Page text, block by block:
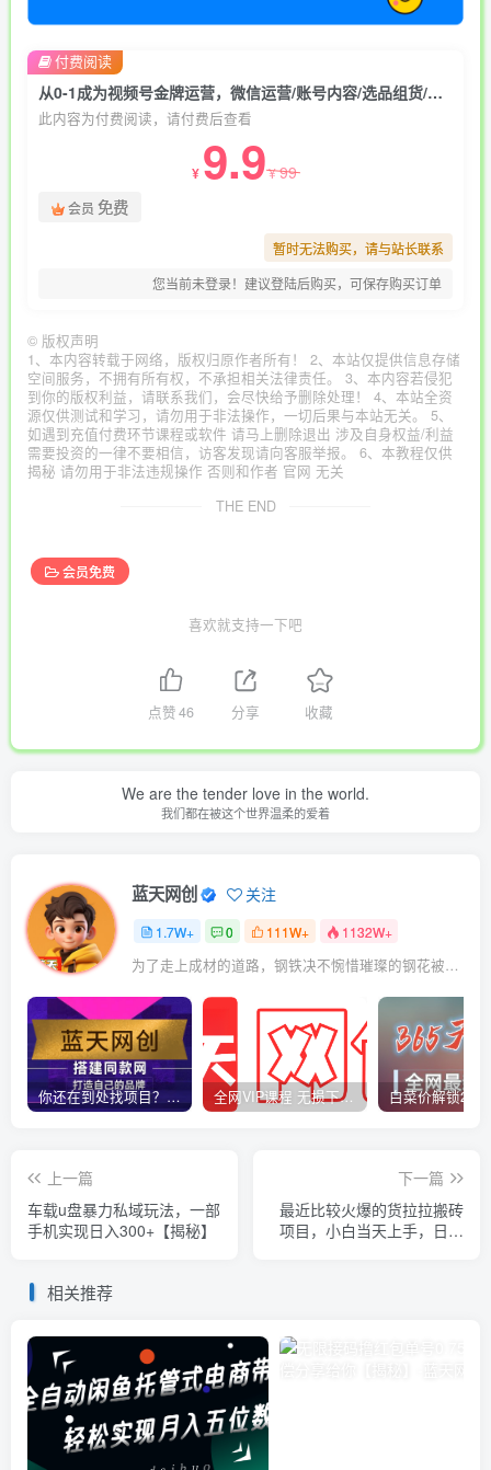
从0-1成为视频号金牌运营，微信运营/账号内容/选品组货/直播全案/起号策略，我们帮你在视频号赚到钱
此内容为付费阅读，请付费后查看
¥ 9.9¥99
会员 免费
暂时无法购买，请与站长联系
您当前未登录！建议登陆后购买，可保存购买订单
付费阅读
© 版权声明
1、本内容转载于网络，版权归原作者所有！ 2、本站仅提供信息存储
空间服务，不拥有所有权，不承担相关法律责任。 3、本内容若侵犯
到你的版权利益，请联系我们，会尽快给予删除处理！ 4、本站全资
源仅供测试和学习，请勿用于非法操作，一切后果与本站无关。 5、
如遇到充值付费环节课程或软件 请马上删除退出 涉及自身权益/利益
需要投资的一律不要相信，访客发现请向客服举报。 6、本教程仅供
揭秘 请勿用于非法违规操作 否则和作者 官网 无关
THE END
会员免费
喜欢就支持一下吧
点赞46 分享 收藏
We are the tender love in the world.
我们都在被这个世界温柔的爱着
蓝天网创 关注
1.7W+ 0 111W+ 1132W+
为了走上成材的道路，钢铁决不惋惜璀璨的钢花被遗弃
你还在到处找项目？还在当韭菜？我靠卖项目一个月收入5万+，曾经我也是个失败者。 全网VIP课程 无损下载~
上一篇
车载u盘暴力私域玩法，一部
手机实现日入300+【揭秘】
下一篇
最近比较火爆的货拉拉搬砖
项目，小白当天上手，日入
相关推荐